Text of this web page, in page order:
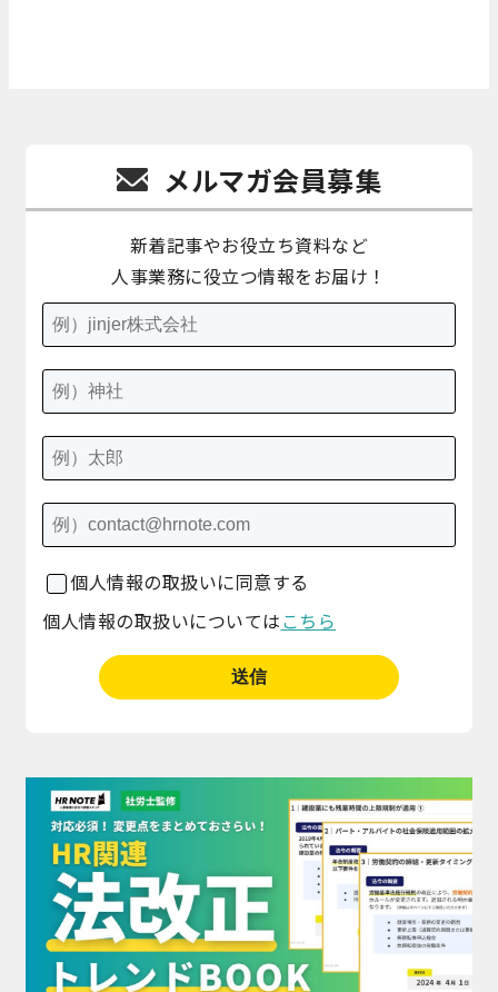
メルマガ会員募集
新着記事やお役立ち資料など
人事業務に役立つ情報をお届け！
個人情報の取扱いに同意する
個人情報の取扱いについては こちら